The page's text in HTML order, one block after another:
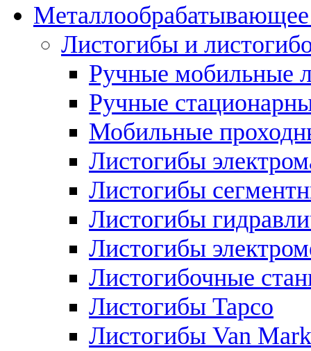
Металлообрабатывающее
Листогибы и
Ручные мобильные
Ручные
Мобильные
Листогибы
Листогибы
Листогибы
Листогибы
Листогибочные
Листогибы Tapco
Листогибы Van Mark